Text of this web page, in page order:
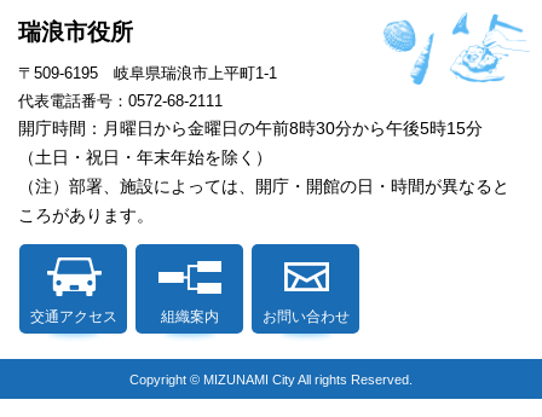
瑞浪市役所
〒509-6195 岐阜県瑞浪市上平町1-1
代表電話番号：0572-68-2111
開庁時間：月曜日から金曜日の午前8時30分から午後5時15分
（土日・祝日・年末年始を除く）
（注）部署、施設によっては、開庁・開館の日・時間が異なると
ころがあります。
交通アクセス 組織案内 お問い合わせ
Copyright © MIZUNAMI City All rights Reserved.